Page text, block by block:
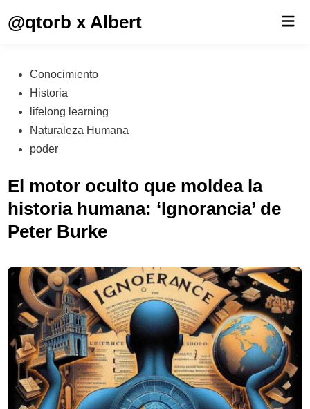
@qtorb x Albert
Publicado
en
Conocimiento
Historia
lifelong learning
Naturaleza Humana
poder
El motor oculto que moldea la
historia humana: ‘Ignorancia’ de
Peter Burke